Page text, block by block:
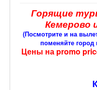
Главная
Офис № 2
Поиск туров
Горящие
Кемерово
(Посмотрите и на
поменяйте
Цены на promo